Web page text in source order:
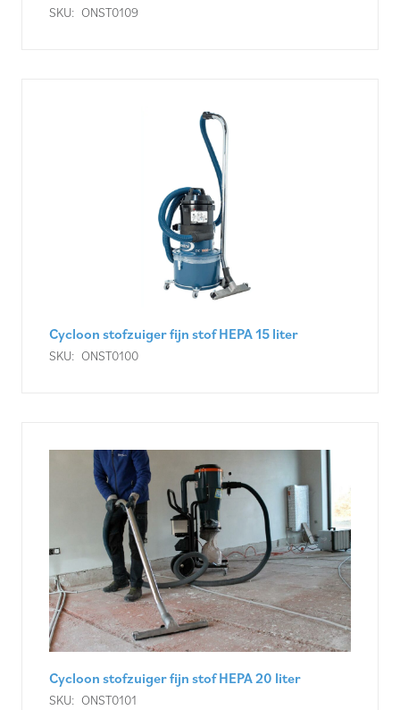
SKU: ONST0109
Cycloon stofzuiger fijn stof HEPA 15 liter
SKU: ONST0100
Cycloon stofzuiger fijn stof HEPA 20 liter
SKU: ONST0101